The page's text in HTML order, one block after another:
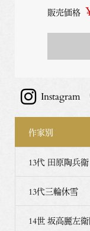
販売価格
Instagram
作家別
13代 田原陶兵衛
13代三輪休雪
14世 坂高麗左